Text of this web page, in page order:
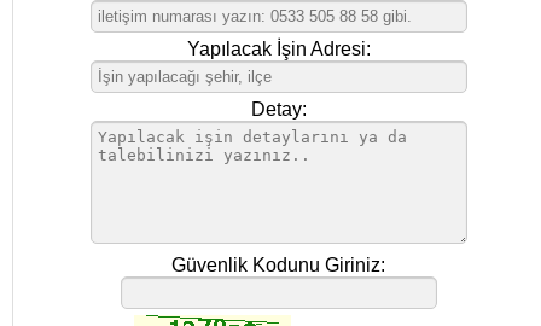
Yapılacak İşin Adresi:
Detay:
Güvenlik Kodunu Giriniz: